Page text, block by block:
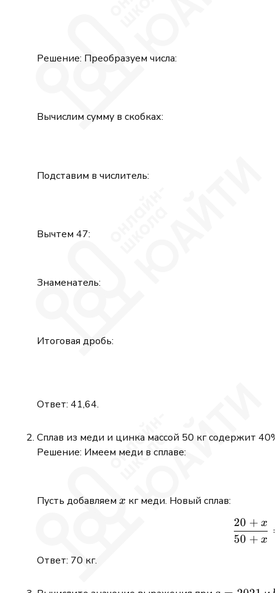
Решение: Преобразуем числа:
Вычислим сумму в скобках:
Подставим в числитель:
Вычтем 47:
Знаменатель:
Итоговая дробь:
Ответ: 41,64.
Сплав из меди и цинка массой 50 кг содержит
Решение: Имеем меди в сплаве:
Пусть добавляемx
x кг меди. Новый сплав:
50 + x
20 + x
Ответ: 70 кг.